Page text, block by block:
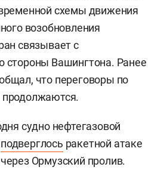
схемы движения
возобновления
связывает с
стороны Вашингтона. Ранее
что переговоры по
судно нефтегазовой
подверглось ракетной атаке
Ормузский пролив.